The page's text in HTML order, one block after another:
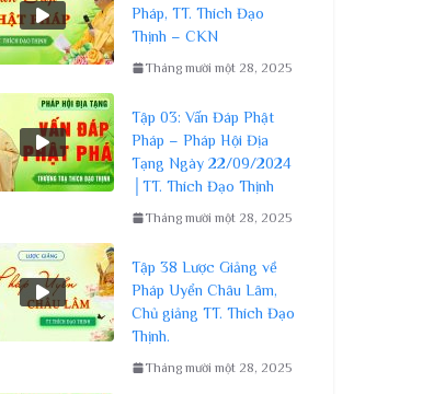
Pháp, TT. Thích Đạo
Thịnh – CKN
Tháng mười một 28, 2025
Tập 03: Vấn Đáp Phật
Pháp – Pháp Hội Địa
Tạng Ngày 22/09/2024
│TT. Thích Đạo Thịnh
Tháng mười một 28, 2025
Tập 38 Lược Giảng về
Pháp Uyển Châu Lâm,
Chủ giảng TT. Thích Đạo
Thịnh.
Tháng mười một 28, 2025